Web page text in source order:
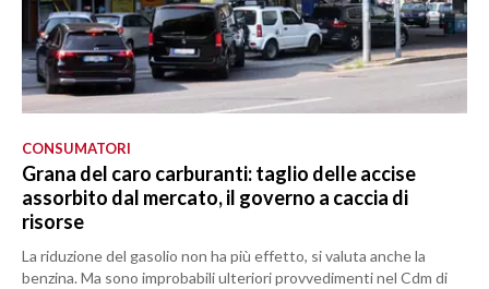
CONSUMATORI
Grana del caro carburanti: taglio delle accise
assorbito dal mercato, il governo a caccia di
risorse
La riduzione del gasolio non ha più effetto, si valuta anche la
benzina. Ma sono improbabili ulteriori provvedimenti nel Cdm di